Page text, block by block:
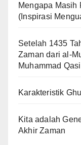
Mengapa Masih
(Inspirasi
Setelah 1435
Zaman dari al-
Muhammad
Karakteristik
Kita adalah
Akhir Zaman